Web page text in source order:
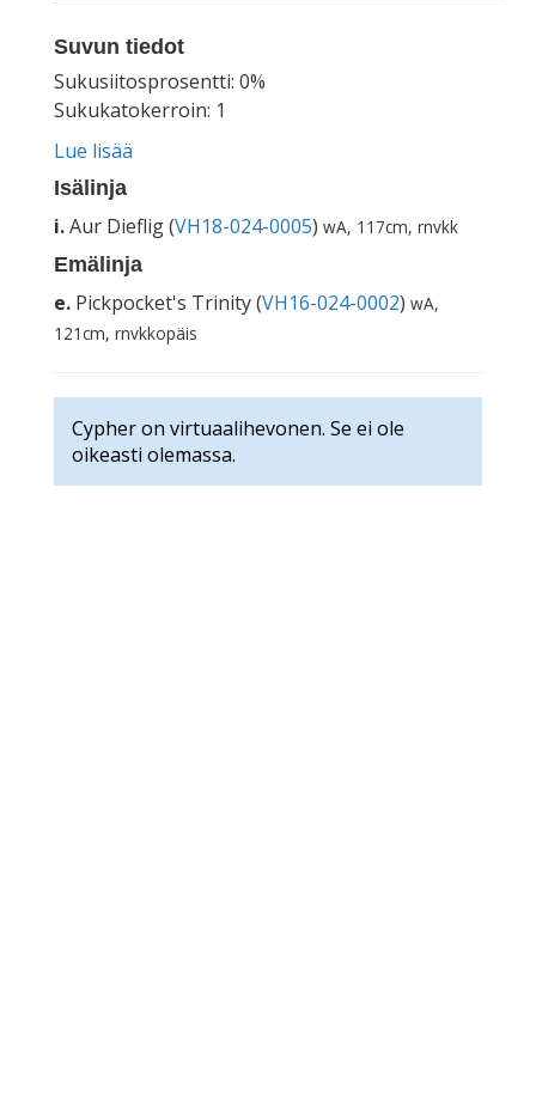
Suvun tiedot
Sukusiitosprosentti: 0%
Sukukatokerroin: 1
Lue lisää
Isälinja
i.Aur Dieflig (VH18-024-0005) wA, 117cm, rnvkk
Emälinja
e. Pickpocket's Trinity (VH16-024-0002) wA,
121cm, rnvkkopäis
Cypher on virtuaalihevonen. Se ei ole
oikeasti olemassa.